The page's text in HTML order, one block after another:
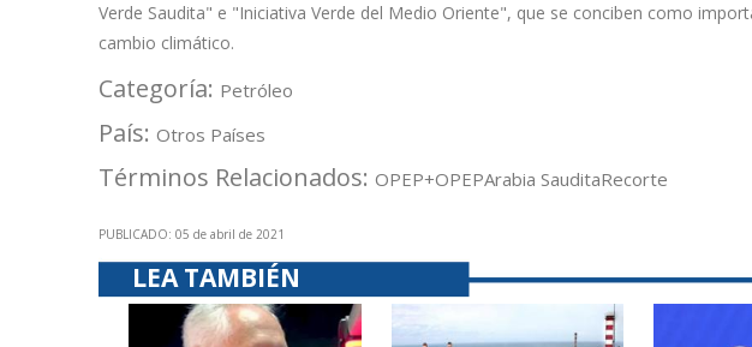
Verde Saudita" e "Iniciativa Verde del Medio Oriente", que se conciben como
cambio climático.
Categoría: Petróleo
País: Otros Países
Términos Relacionados: OPEP+OPEPArabia SauditaRecorte
PUBLICADO: 05 de abril de 2021
LEA TAMBIÉN